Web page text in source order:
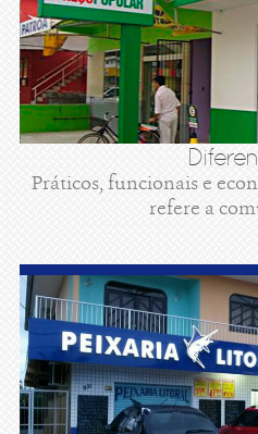
Práticos, funcionais e
refere a